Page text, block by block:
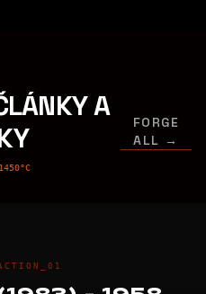
A
FORGE
ALL →